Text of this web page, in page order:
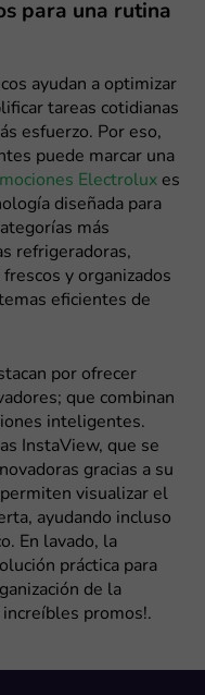
para una rutina
ayudan a optimizar
tareas cotidianas
esfuerzo. Por eso,
puede marcar una
Electrolux es
diseñada para
más
refrigeradoras,
y organizados
eficientes de
por ofrecer
que combinan
inteligentes.
InstaView, que se
gracias a su
visualizar el
ayudando incluso
En lavado, la
práctica para
de la
increíbles promos!.